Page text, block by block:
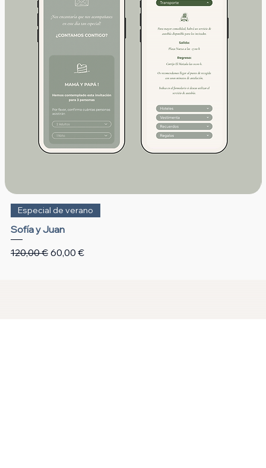
Especial de verano
Sofía y Juan
Precio
120,00 € Precio de oferta
60,00 €